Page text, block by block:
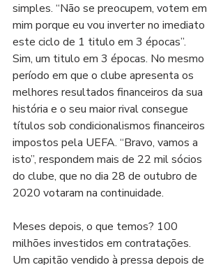
simples. “Não se preocupem, votem em
mim porque eu vou inverter no imediato
este ciclo de 1 titulo em 3 épocas”.
Sim, um titulo em 3 épocas. No mesmo
período em que o clube apresenta os
melhores resultados financeiros da sua
história e o seu maior rival consegue
títulos sob condicionalismos financeiros
impostos pela UEFA. “Bravo, vamos a
isto”, respondem mais de 22 mil sócios
do clube, que no dia 28 de outubro de
2020 votaram na continuidade.
Meses depois, o que temos? 100
milhões investidos em contratações.
Um capitão vendido à pressa depois de